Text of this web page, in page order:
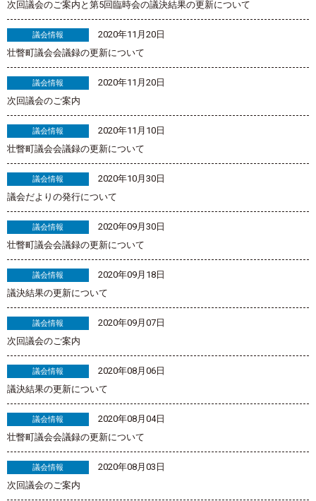
次回議会のご案内と第5回臨時会の議決結果の更新について
議会情報
2020年11月20日
壮瞥町議会会議録の更新について
議会情報
2020年11月20日
次回議会のご案内
議会情報
2020年11月10日
壮瞥町議会会議録の更新について
議会情報
2020年10月30日
議会だよりの発行について
議会情報
2020年09月30日
壮瞥町議会会議録の更新について
議会情報
2020年09月18日
議決結果の更新について
議会情報
2020年09月07日
次回議会のご案内
議会情報
2020年08月06日
議決結果の更新について
議会情報
2020年08月04日
壮瞥町議会会議録の更新について
議会情報
2020年08月03日
次回議会のご案内